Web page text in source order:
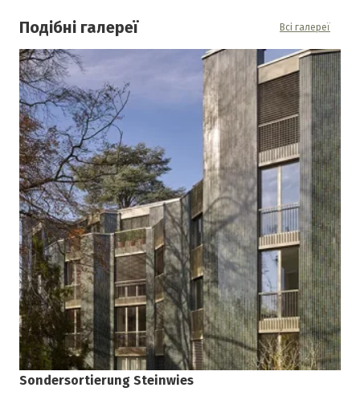
Подібні галереї Всі галереї
Sondersortierung Steinwies